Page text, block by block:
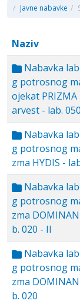
/ Javne nabavke /
Naziv
Nabavka
g potrosnog
ojekat PRIZMA
arvest - lab. 050
Nabavka
g potrosnog
zma HYDIS -
Nabavka
g potrosnog
zma
b. 020 - II
Nabavka
g potrosnog
zma
b. 020